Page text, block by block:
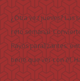
¿Otra vez jueves? Las
reto semanal:
Rayos paralizantes:
tiene que ver con él.